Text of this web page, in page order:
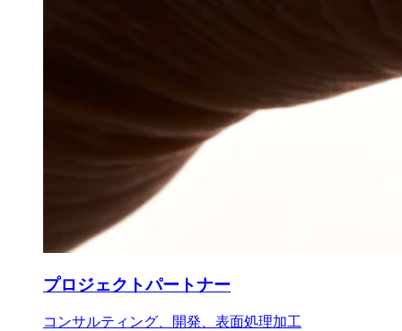
プロジェクトパートナー
コンサルティング、開発、表面処理加工